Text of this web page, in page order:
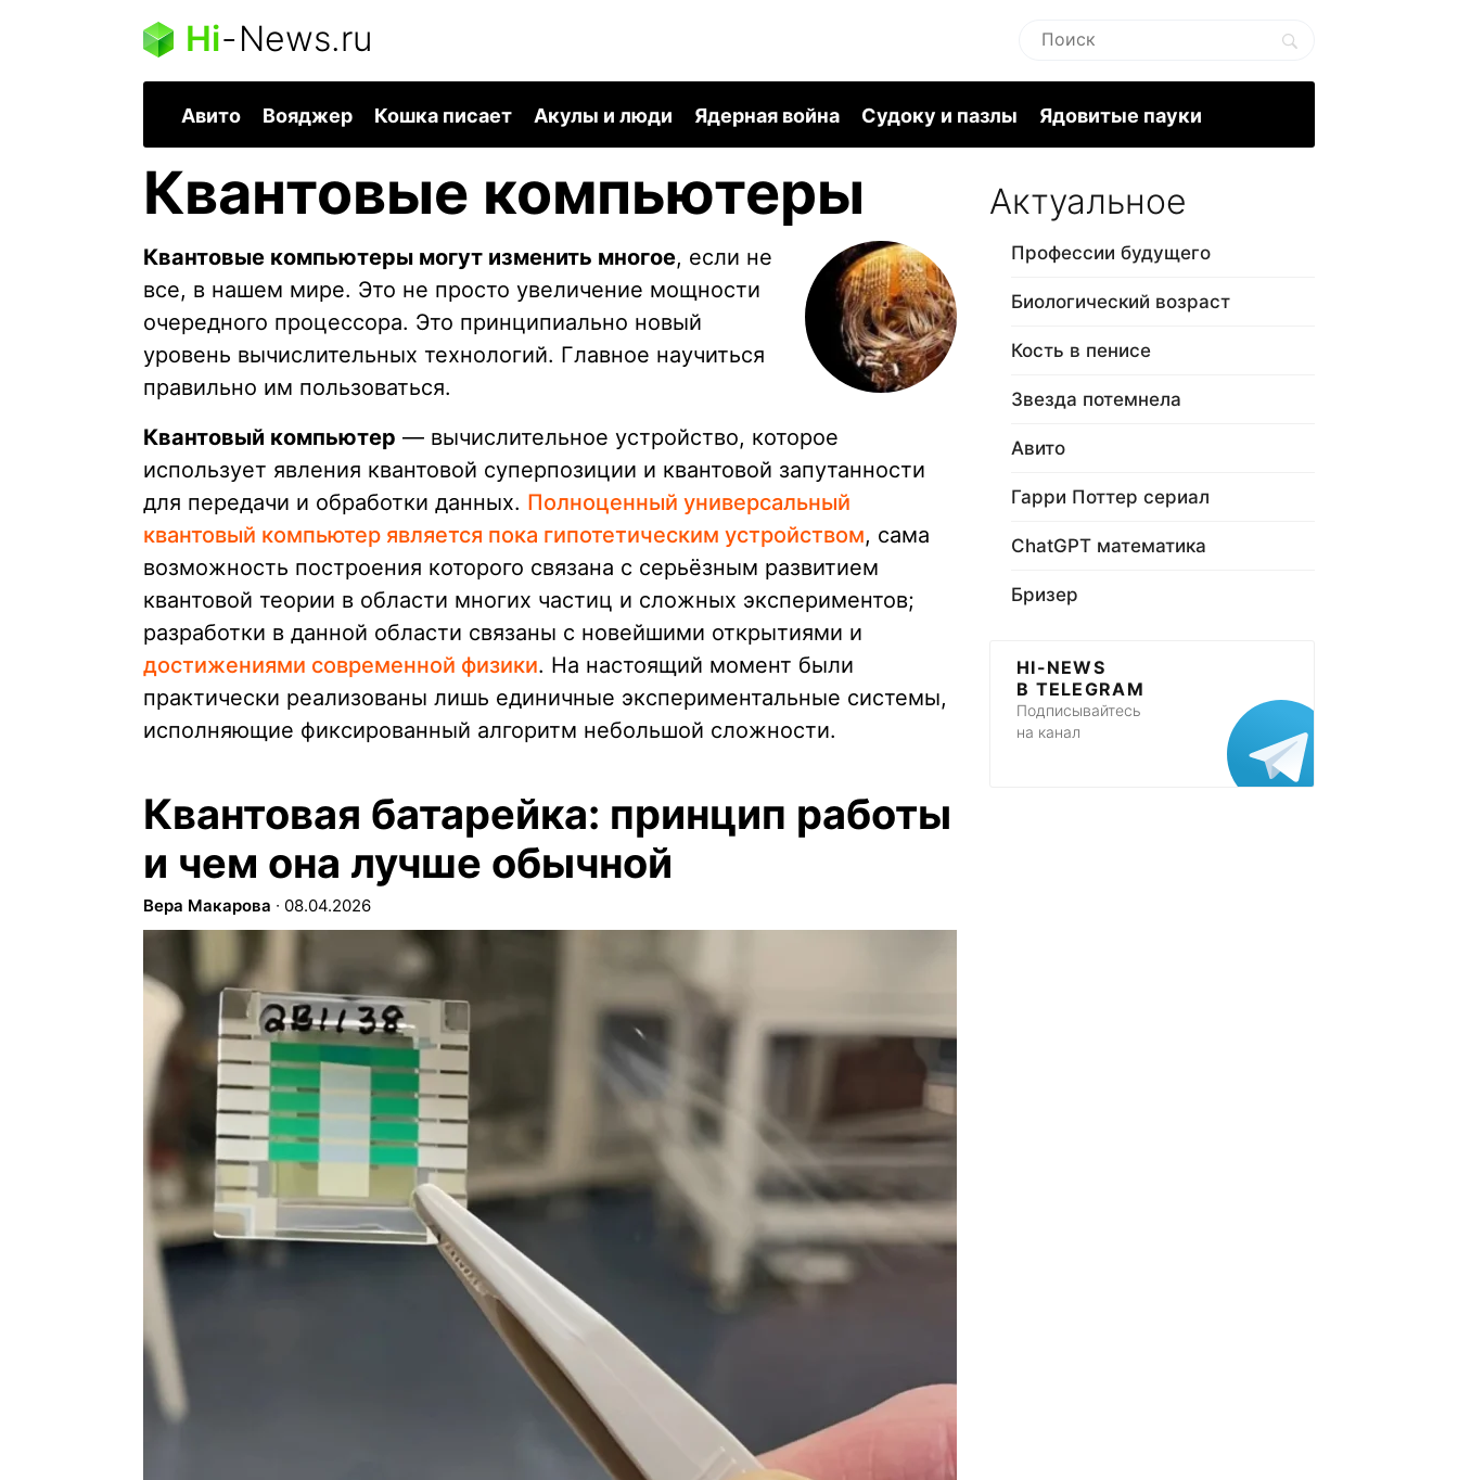
Hi-News.ru
Авито Вояджер Кошка писает Акулы и люди Ядерная война Судоку и пазлы Ядовитые пауки
Квантовые компьютеры
Квантовые компьютеры могут изменить многое, если не
все, в нашем мире. Это не просто увеличение мощности
очередного процессора. Это принципиально новый
уровень вычислительных технологий. Главное научиться
правильно им пользоваться.
Квантовый компьютер — вычислительное устройство, которое
использует явления квантовой суперпозиции и квантовой запутанности
для передачи и обработки данных. Полноценный универсальный
квантовый компьютер является пока гипотетическим устройством, сама
возможность построения которого связана с серьёзным развитием
квантовой теории в области многих частиц и сложных экспериментов;
разработки в данной области связаны с новейшими открытиями и
достижениями современной физики. На настоящий момент были
практически реализованы лишь единичные экспериментальные системы,
исполняющие фиксированный алгоритм небольшой сложности.
Квантовая батарейка: принцип работы
и чем она лучше обычной
Вера Макарова ∙ 08.04.2026
Актуальное
Профессии будущего
Биологический возраст
Кость в пенисе
Звезда потемнела
Авито
Гарри Поттер сериал
ChatGPT математика
Бризер
HI-NEWS
В TELEGRAM
Подписывайтесь
на канал